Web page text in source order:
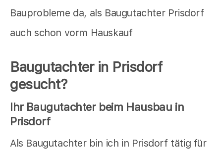
Bauprobleme da, als Baugutachter Prisdorf
auch schon vorm Hauskauf
Baugutachter in Prisdorf
gesucht?
Ihr Baugutachter beim Hausbau in
Prisdorf
Als Baugutachter bin ich in Prisdorf tätig für